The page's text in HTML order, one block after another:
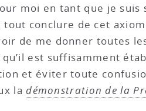
moi en tant que je suis
conclure de cet
de me donner toutes
est suffisamment
et éviter toute
ladémonstration de la